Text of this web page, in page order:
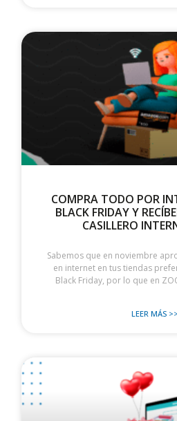
COMPRA TODO POR
BLACK FRIDAY Y
CASILLERO
Sabemos que en noviembre
en internet en tus tiendas
Black Friday, por lo que en
LEER MÁS >>